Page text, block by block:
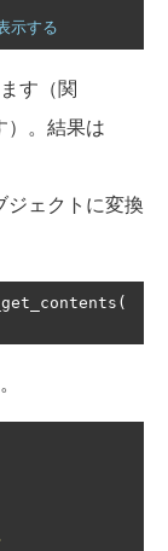
示する
す（関
）。結果は
ジェクトに変換
(